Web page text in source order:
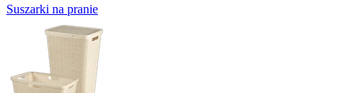
Suszarki na pranie